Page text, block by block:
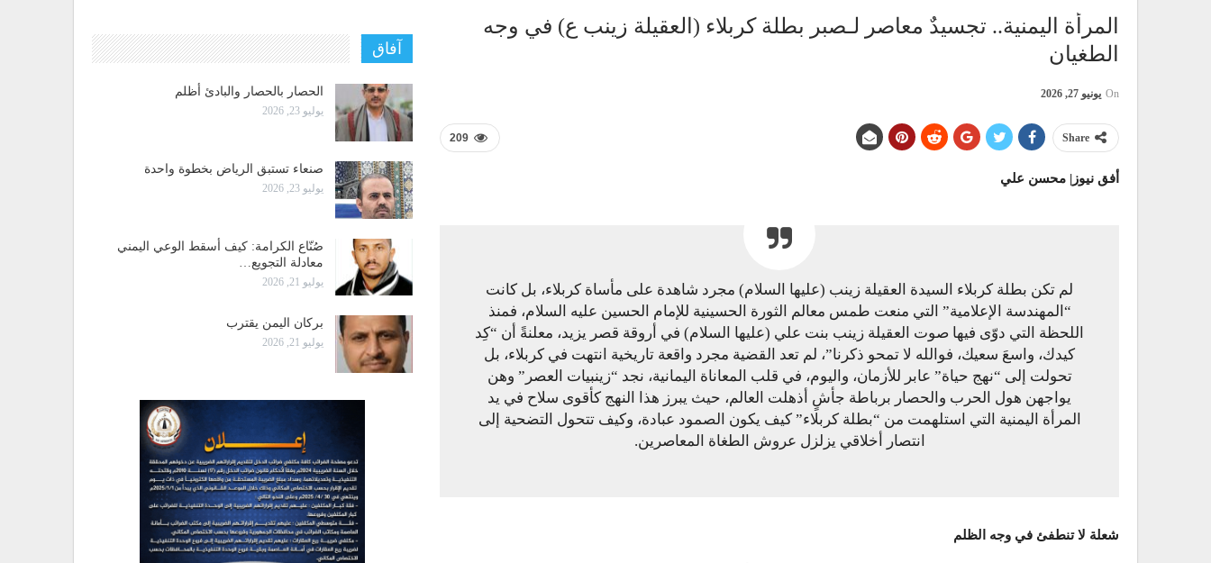
المرأة اليمنية.. تجسيدٌ معاصر لـصبر بطلة كربلاء (العقيلة زينب ع) في وجه
الطغيان
On يونيو 27, 2026
209 Share
أفق نيوز| محسن علي
لم تكن بطلة كربلاء السيدة العقيلة زينب (عليها السلام) مجرد شاهدة على مأساة كربلاء، بل كانت
“المهندسة الإعلامية” التي منعت طمس معالم الثورة الحسينية للإمام الحسين عليه السلام، فمنذ
اللحظة التي دوّى فيها صوت العقيلة زينب بنت علي (عليها السلام) في أروقة قصر يزيد، معلنةً أن “كِد
كيدك، واسعَ سعيك، فوالله لا تمحو ذكرنا”، لم تعد القضية مجرد واقعة تاريخية انتهت في كربلاء، بل
تحولت إلى “نهج حياة” عابر للأزمان، واليوم، في قلب المعاناة اليمانية، نجد “زينبيات العصر” وهن
يواجهن هول الحرب والحصار برباطة جأشٍ أذهلت العالم، حيث يبرز هذا النهج كأقوى سلاح في يد
المرأة اليمنية التي استلهمت من “بطلة كربلاء” كيف يكون الصمود عبادة، وكيف تتحول التضحية إلى
انتصار أخلاقي يزلزل عروش الطغاة المعاصرين.
شعلة لا تنطفئ في وجه الظلم
آفاق
الحصار بالحصار والبادئ أظلم
يوليو 23, 2026
صنعاء تستبق الرياض بخطوة واحدة
يوليو 23, 2026
صُنّاع الكرامة: كيف أسقط الوعي اليمني
معادلة التجويع…
يوليو 21, 2026
بركان اليمن يقترب
يوليو 21, 2026